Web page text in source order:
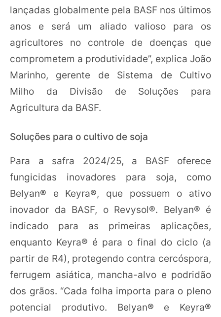
lançadas globalmente pela BASF nos últimos
anos e será um aliado valioso para os
agricultores no controle de doenças que
comprometem a produtividade”, explica João
Marinho, gerente de Sistema de Cultivo
Milho da Divisão de Soluções para
Agricultura da BASF.
Soluções para o cultivo de soja
Para a safra 2024/25, a BASF oferece
fungicidas inovadores para soja, como
Belyan® e Keyra®, que possuem o ativo
inovador da BASF, o Revysol®. Belyan® é
indicado para as primeiras aplicações,
enquanto Keyra® é para o final do ciclo (a
partir de R4), protegendo contra cercóspora,
ferrugem asiática, mancha-alvo e podridão
dos grãos. “Cada folha importa para o pleno
potencial produtivo. Belyan® e Keyra®